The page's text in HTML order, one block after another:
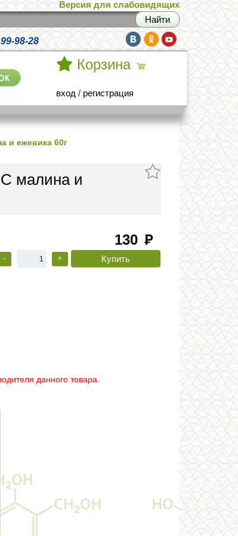
Версия для слабовидящих
98-28
Корзина
вход / регистрация
и ежевика 60г
малина и
130 руб
- +
данного товара.